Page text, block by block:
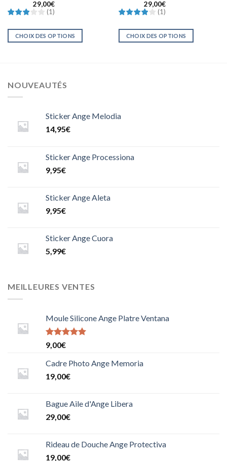
Note
sur 5
29,00€
(1)
CHOIX DES OPTIONS
Note4
sur 5
29,00€
(1)
CHOIX DES OPTIONS
NOUVEAUTÉS
Sticker Ange Melodia
14,95€
Sticker Ange Processiona
9,95€
Sticker Ange Aleta
9,95€
Sticker Ange Cuora
5,99€
MEILLEURES VENTES
Moule Silicone Ange Platre Ventana
Note
5.0000000000000000
sur 5
9,00€
Cadre Photo Ange Memoria
19,00€
Bague Aile d'Ange Libera
29,00€
Rideau de Douche Ange Protectiva
19,00€